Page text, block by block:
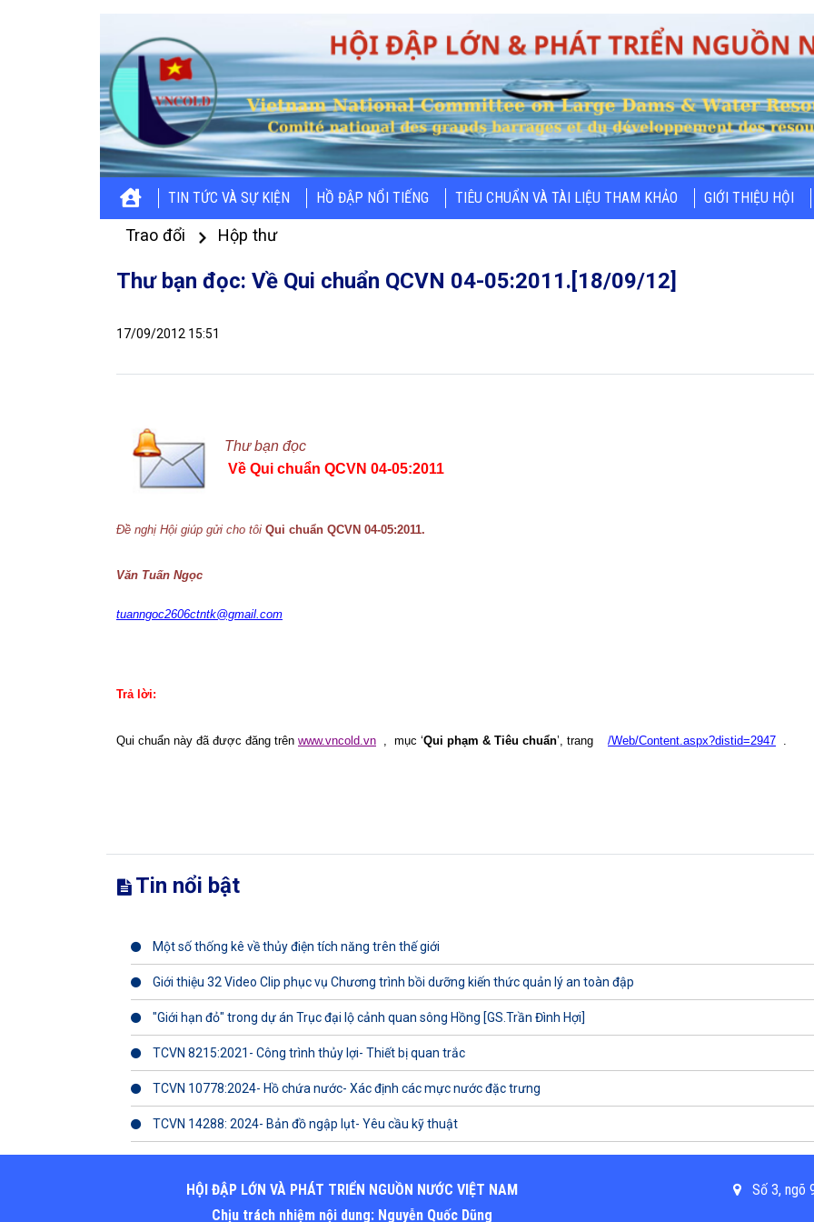
TIN TỨC VÀ SỰ KIỆN HỒ ĐẬP NỔI TIẾNG TIÊU CHUẨN VÀ TÀI LIỆU THAM KHẢO GIỚI THIỆU HỘI
Trao đổi Hộp thư
Thư bạn đọc: Về Qui chuẩn QCVN 04-05:2011.[18/09/12]
17/09/2012 15:51
Thư bạn đọc
Về Qui chuẩn QCVN 04-05:2011
Đề nghị Hội giúp gửi cho tôi Qui chuẩn QCVN 04-05:2011.
Văn Tuấn Ngọc
tuanngoc2606ctntk@gmail.com
Trả lời:
Qui chuẩn này đã được đăng trên www.vncold.vn , mục ‘Qui phạm & Tiêu chuẩn’, trang /Web/Content.aspx?distid=2947 .
Tin nổi bật
Một số thống kê về thủy điện tích năng trên thế giới
Giới thiệu 32 Video Clip phục vụ Chương trình bồi dưỡng kiến thức quản lý an toàn đập
"Giới hạn đỏ" trong dự án Trục đại lộ cảnh quan sông Hồng [GS.Trần Đình Hợi]
TCVN 8215:2021- Công trình thủy lợi- Thiết bị quan trắc
TCVN 10778:2024- Hồ chứa nước- Xác định các mực nước đặc trưng
TCVN 14288: 2024- Bản đồ ngập lụt- Yêu cầu kỹ thuật
HỘI ĐẬP LỚN VÀ PHÁT TRIỂN NGUỒN NƯỚC VIỆT NAM
Chịu trách nhiệm nội dung: Nguyễn Quốc Dũng
Số 3, ngõ